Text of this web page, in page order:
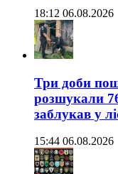
18:12 06.08.2026
Три доби
розшукали
заблукав у
15:44 06.08.2026